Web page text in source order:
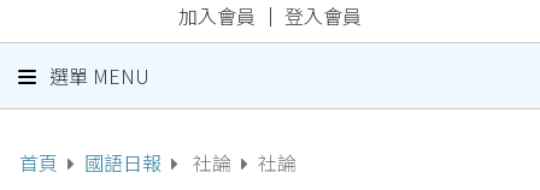
加入會員 ｜ 登入會員
選單 MENU
首頁 國語日報 社論 社論